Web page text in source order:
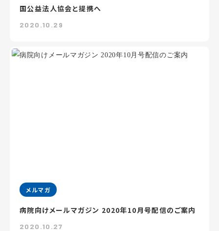
国公益法人協会と提携へ
2020.10.29
メルマガ
病院向けメールマガジン 2020年10月号配信のご案内
2020.10.27